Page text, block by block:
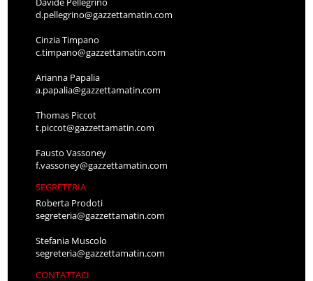
d.pellegrino@gazzettamatin.com
Cinzia Timpano
c.timpano@gazzettamatin.com
Arianna Papalia
a.papalia@gazzettamatin.com
Thomas Piccot
t.piccot@gazzettamatin.com
Fausto Vassoney
f.vassoney@gazzettamatin.com
SEGRETERIA
Roberta Prodoti
segreteria@gazzettamatin.com
Stefania Muscolo
segreteria@gazzettamatin.com
CONTATTACI